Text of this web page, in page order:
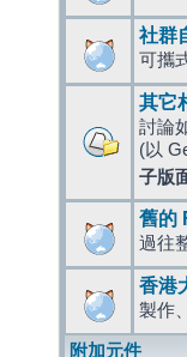
社群
可攜
其它
討論
(以
子版
舊的
過往
香港
製作
附加元件